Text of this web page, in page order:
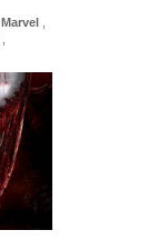
Marvel